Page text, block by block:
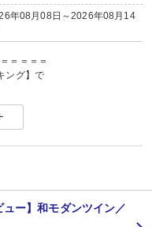
年08月08日～2026年08月14
＝＝＝＝
ング】で
＝＝＝＝
ほか各種お料理をお届け♪熱々で
白バイ貝の海鮮焼きなどご当
べ放題♪
来ても大満足！
旅はいかがですか？
になる場合もございます
ュー】和モダンツイン／